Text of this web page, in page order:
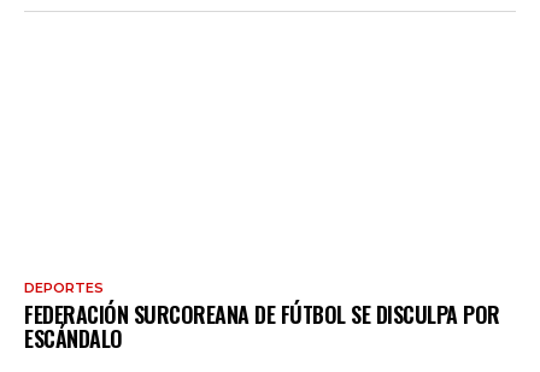
DEPORTES
FEDERACIÓN SURCOREANA DE FÚTBOL SE DISCULPA POR
ESCÁNDALO